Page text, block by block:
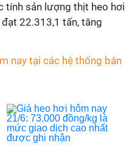
tính sản lượng thịt heo hơi
22.313,1 tấn, tăng
nay tại các hệ thống bán